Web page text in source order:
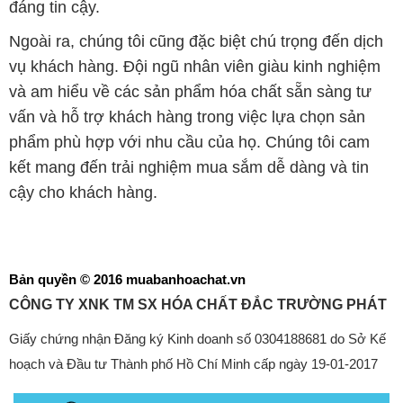
đáng tin cậy.
Ngoài ra, chúng tôi cũng đặc biệt chú trọng đến dịch
vụ khách hàng. Đội ngũ nhân viên giàu kinh nghiệm
và am hiểu về các sản phẩm hóa chất sẵn sàng tư
vấn và hỗ trợ khách hàng trong việc lựa chọn sản
phẩm phù hợp với nhu cầu của họ. Chúng tôi cam
kết mang đến trải nghiệm mua sắm dễ dàng và tin
cậy cho khách hàng.
Bản quyền © 2016 muabanhoachat.vn
CÔNG TY XNK TM SX HÓA CHẤT ĐẮC TRƯỜNG PHÁT
Giấy chứng nhận Đăng ký Kinh doanh số 0304188681 do Sở Kế
hoạch và Đầu tư Thành phố Hồ Chí Minh cấp ngày 19-01-2017